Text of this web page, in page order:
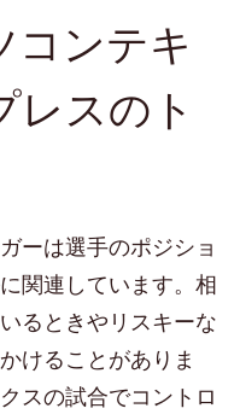
コンテキ
レスのト
ーは選手のポジショ
関連しています。相
るときやリスキーな
けることがありま
スの試合でコントロ